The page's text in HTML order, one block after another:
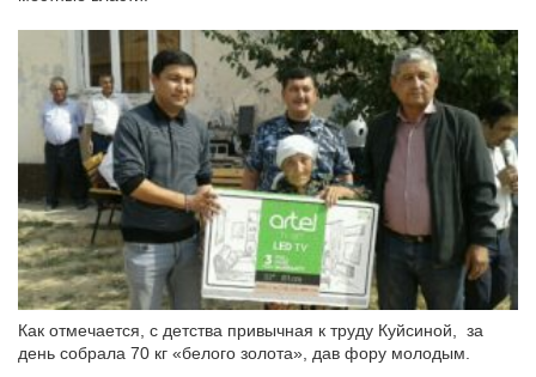
Как отмечается, с детства привычная к труду Куйсиной, за
день собрала 70 кг «белого золота», дав фору молодым.